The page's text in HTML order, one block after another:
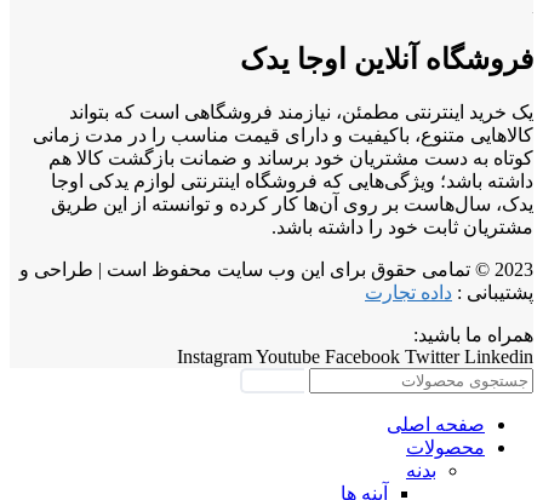
فروشگاه آنلاین اوجا یدک
یک خرید اینترنتی مطمئن، نیازمند فروشگاهی است که بتواند
کالاهایی متنوع، باکیفیت و دارای قیمت مناسب را در مدت زمانی
کوتاه به دست مشتریان خود برساند و ضمانت بازگشت کالا هم
داشته باشد؛ ویژگی‌هایی که فروشگاه اینترنتی لوازم یدکی اوجا
یدک، سال‌هاست بر روی آن‌ها کار کرده و توانسته از این طریق
مشتریان ثابت خود را داشته باشد.
2023 © تمامی حقوق برای این وب سایت محفوظ است | طراحی و
پشتیبانی : داده تجارت
همراه ما باشید:
InstagramYoutube Facebook Twitter Linkedin
صفحه اصلی
محصولات
بدنه
آینه ها